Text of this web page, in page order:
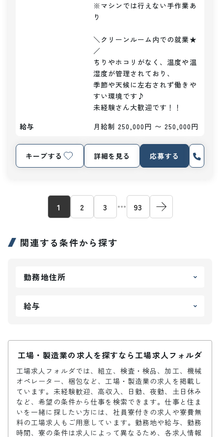
※マシンでは行えない手作業あ
り
＼クリーンルーム内での就業★
／
ちりやホコリがなく、温度や温
湿度が管理されており、
季節や天候に左右されず働きや
すい環境です♪
未経験さん大歓迎です！！
給与
月給制 250,000円 〜 250,000円
キープする 詳細を見る 応募する
1 2 3 93
関連する条件から探す
勤務地住所
給与
工場・製造業の求人を探すなら工場求人フォルダ
工場求人フォルダでは、組立、検査・検品、加工、機械
オペレーター、梱包など、工場・製造業の求人を掲載し
ています。未経験歓迎、高収入、日勤、夜勤、土日休み
など、希望の条件から仕事を検索できます。仕事と住ま
いを一緒に探したい方には、社員寮付きの求人や寮費無
料の工場求人もご用意しています。勤務地や給与、勤務
時間、寮の条件は求人によって異なるため、各求人情報